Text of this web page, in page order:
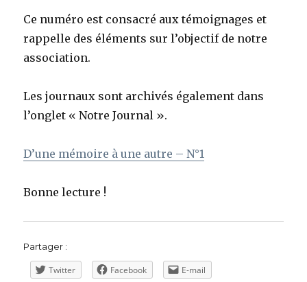
Ce numéro est consacré aux témoignages et
rappelle des éléments sur l’objectif de notre
association.
Les journaux sont archivés également dans
l’onglet « Notre Journal ».
D’une mémoire à une autre – N°1
Bonne lecture !
Partager :
Twitter Facebook
E-mail